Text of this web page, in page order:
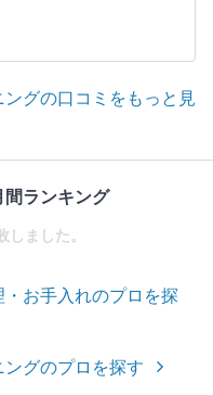
グの口コミをもっと見
間ランキング
しました。
お手入れのプロを探
グのプロを探す